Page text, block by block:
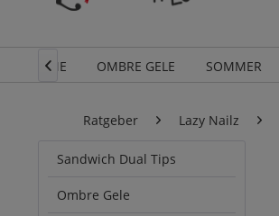
HOME OMBRE GELE SOMMER

Ratgeber Lazy Nailz
Sandwich Dual Tips
Ombre Gele